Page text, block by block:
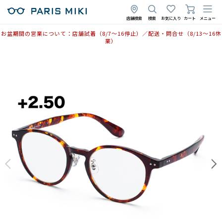
店舗検索 検索 お気に入り カート メニュー
お盆期間の営業について：店舗試着（8/7〜16停止）／配送・問合せ（8/13〜16休
業）
2025年9月4日
2025年5月22日